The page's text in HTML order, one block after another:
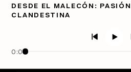
DESDE EL MALECÓN: PASIÓN
CLANDESTINA
0:00
PÓDCASTS
Crecer en Distopía